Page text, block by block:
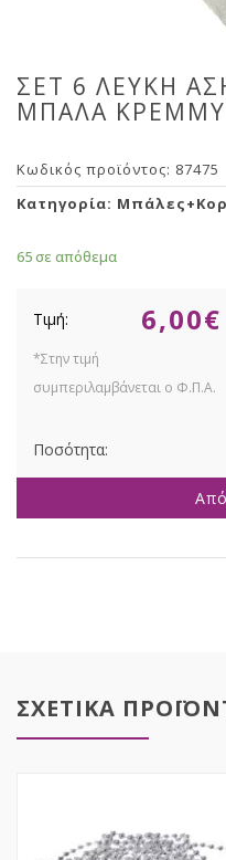
ΣΕΤ 6 ΛΕΥΚΗ
ΜΠΑΛΑ
Κωδικός προϊόντος: 87475
Κατηγορία:
65 σε απόθεμα
6,00€
ΣΧΕΤΙΚΑ